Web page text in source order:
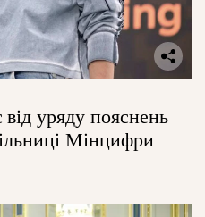
уряду пояснень
Мінцифри